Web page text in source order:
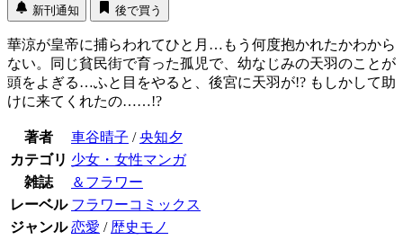
新刊通知 後で買う
華涼が皇帝に捕らわれてひと月…もう何度抱かれたかわから
ない。同じ貧民街で育った孤児で、幼なじみの天羽のことが
頭をよぎる…ふと目をやると、後宮に天羽が!? もしかして助
けに来てくれたの……!?
著者 車谷晴子 /央知夕
カテゴリ 少女・女性マンガ
雑誌
＆フラワー
レーベル フラワーコミックス
ジャンル 恋愛 / 歴史モノ